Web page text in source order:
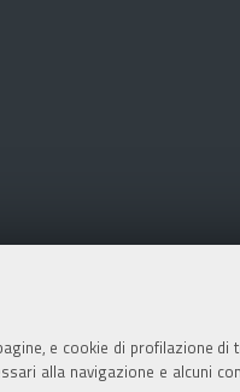
e cookie di profilazione di
alla navigazione e alcuni